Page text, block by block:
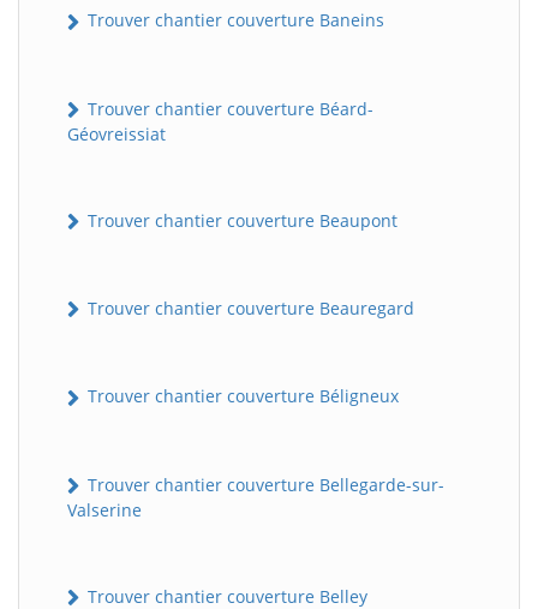
Trouver chantier couverture Baneins
Trouver chantier couverture Béard-
Géovreissiat
Trouver chantier couverture Beaupont
Trouver chantier couverture Beauregard
Trouver chantier couverture Béligneux
Trouver chantier couverture Bellegarde-sur-
Valserine
Trouver chantier couverture Belley